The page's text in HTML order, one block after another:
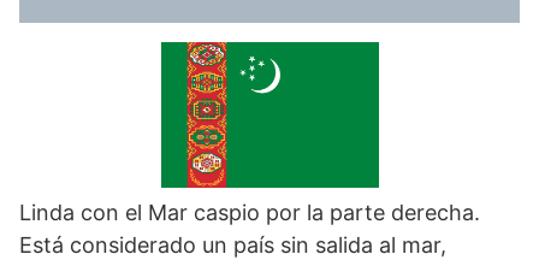
Linda con el Mar caspio por la parte derecha.
Está considerado un país sin salida al mar,